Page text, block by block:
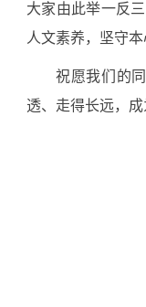
大家由此举一反
人文素养，坚守
祝愿我们的
透、走得长远，